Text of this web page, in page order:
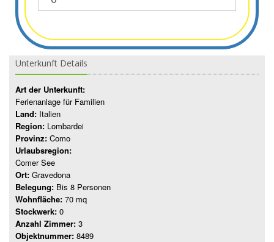
Unterkunft Details
Art der Unterkunft:
Ferienanlage für Familien
Land: Italien
Region: Lombardei
Provinz: Como
Urlaubsregion:
Comer See
Ort: Gravedona
Belegung: Bis 8 Personen
Wohnfläche: 70 mq
Stockwerk: 0
Anzahl Zimmer: 3
Objektnummer: 8489